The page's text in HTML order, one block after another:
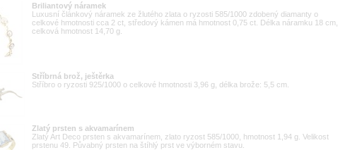
Briliantový náramek
Luxusní článkový náramek ze žlutého zlata o ryzosti 585/1000 zdobený diamanty o
celkové hmotnosti cca 2 ct, středový kámen má hmotnost 0,75 ct. Délka náramku 18 cm,
celková hmotnost 14,70 g.
Stříbrná brož, ještěrka
Stříbro o ryzosti 925/1000 o celkové hmotnosti 3,96 g, délka brože: 5,5 cm.
Zlatý prsten s akvamarínem
Zlatý Art Deco prsten s akvamarínem, zlato ryzost 585/1000, hmotnost 1,94 g. Velikost
prstenu 49. Půvabný prsten na štíhlý prst ve výborném stavu.